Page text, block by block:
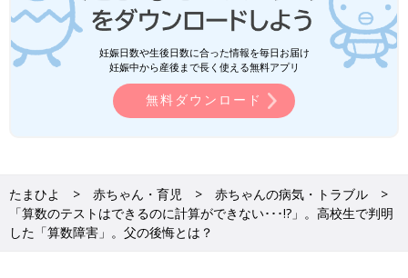
妊娠日数や生後日数に合った情報を毎日お届け
妊娠中から産後まで長く使える無料アプリ
無料ダウンロード
たまひよ 赤ちゃん・育児
赤ちゃんの病気・トラブル
「算数のテストはできるのに計算ができない･･･!?」。高校生で判明
した「算数障害」。父の後悔とは？